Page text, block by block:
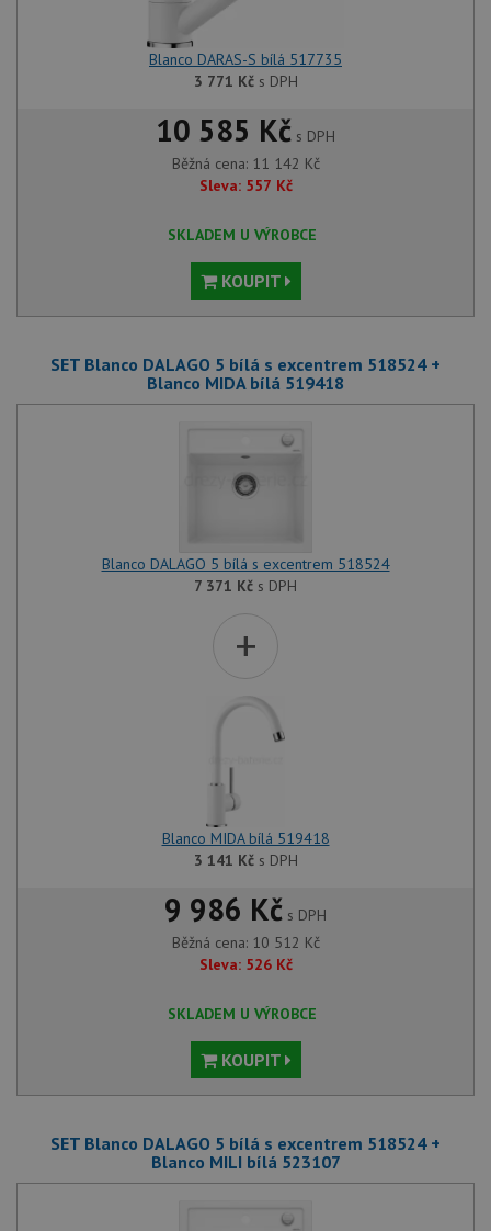
Blanco DARAS-S bílá 517735
3 771 Kčs DPH
10 585 Kč s DPH
Běžná cena: 11 142 Kč
Sleva: 557 Kč
SKLADEM U VÝROBCE
KOUPIT
SET Blanco DALAGO 5 bílá s excentrem 518524 +
Blanco MIDA bílá 519418
Blanco DALAGO 5 bílá s excentrem 518524
7 371 Kč s DPH
+
Blanco MIDA bílá 519418
3 141 Kčs DPH
9 986 Kč s DPH
Běžná cena: 10 512 Kč
Sleva: 526 Kč
SKLADEM U VÝROBCE
KOUPIT
SET Blanco DALAGO 5 bílá s excentrem 518524 +
Blanco MILI bílá 523107